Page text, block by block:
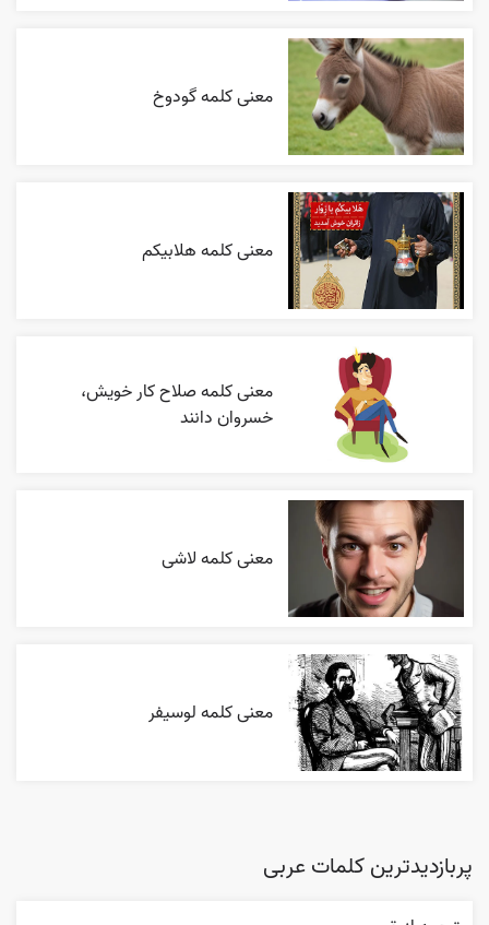
معنی کلمه گودوخ
معنی کلمه هلابیکم
معنی کلمه صلاح کار خویش،
خسروان دانند
معنی کلمه لاشی
معنی کلمه لوسیفر
پربازدیدترین کلمات عربی